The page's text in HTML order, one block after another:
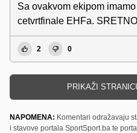
Sa ovakvom ekipom
cetvrtfinale EHFa.
2 0
PRIKAŽI
NAPOMENA: Komentari odražavaju
i stavove portala SportSport.ba te